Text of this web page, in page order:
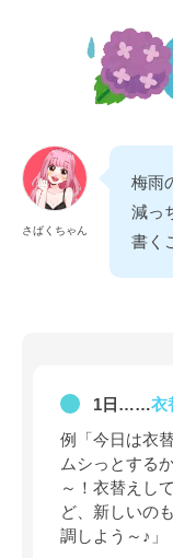
さばくちゃん
梅雨
減っ
書く
1日……衣
例「今日は衣
ムシっとする
～！衣替えし
ど、新しいの
調しよう～♪」